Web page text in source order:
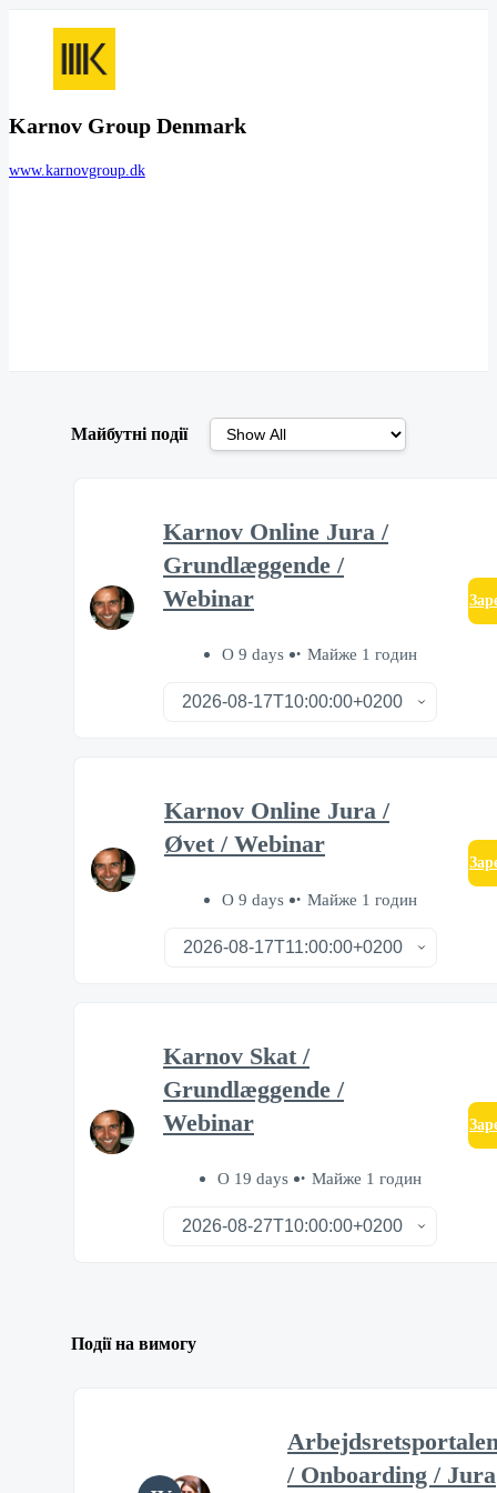
Karnov Group Denmark
www.karnovgroup.dk
Майбутні події
Karnov Online Jura /
Grundlæggende /
Webinar
О 9 days Майже 1 годин
Karnov Online Jura /
Øvet / Webinar
О 9 days Майже 1 годин
Karnov Skat /
Grundlæggende /
Webinar
О 19 days Майже 1 годин
Події на вимогу
/ Onboarding / Jura